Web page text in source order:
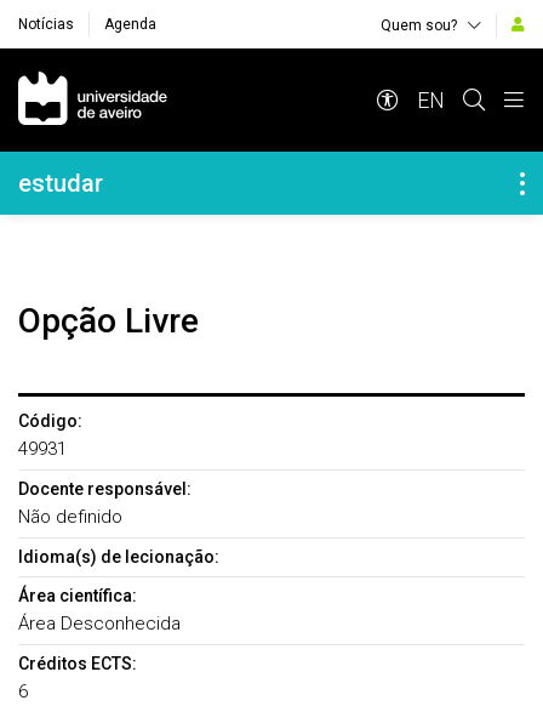
Notícias Agenda Quem sou?
Navegação Principal
EN
Navegação Lateral
estudar
Opção Livre
Código:
49931
Docente responsável:
Não definido
Idioma(s) de lecionação:
Área científica:
Área Desconhecida
Créditos ECTS:
6